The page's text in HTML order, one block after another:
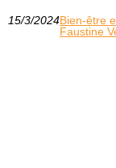
15/3/2024Bien-être
Faustine